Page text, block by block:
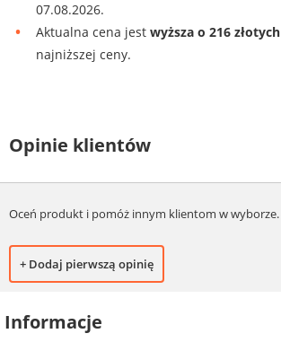
07.08.2026.
Aktualna cena jest wyższa o 216 złotych
najniższej ceny.
Opinie klientów
Oceń produkt i pomóż innym klientom w wyborze.
+ Dodaj pierwszą opinię
Informacje